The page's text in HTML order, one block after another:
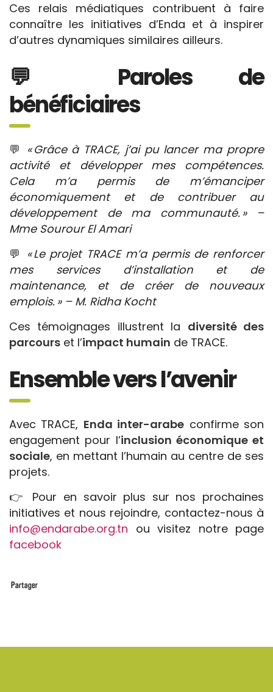
Ces relais médiatiques contribuent à faire
connaître les initiatives d’Enda et à inspirer
d’autres dynamiques similaires ailleurs.
💬 Paroles de
bénéficiaires
💬 « Grâce à TRACE, j’ai pu lancer ma propre
activité et développer mes compétences.
Cela m’a permis de m’émanciper
économiquement et de contribuer au
développement de ma communauté. » –
Mme Sourour El Amari
💬 « Le projet TRACE m’a permis de renforcer
mes services d’installation et de
maintenance, et de créer de nouveaux
emplois. » – M. Ridha Kocht
Ces témoignages illustrent la diversité des
parcours et l’impact humain de TRACE.
Ensemble vers l’avenir
Avec TRACE, Enda inter-arabe confirme son
engagement pour l’inclusion économique et
sociale, en mettant l’humain au centre de ses
projets.
👉 Pour en savoir plus sur nos prochaines
initiatives et nous rejoindre, contactez-nous à
info@endarabe.org.tn ou visitez notre page
facebook